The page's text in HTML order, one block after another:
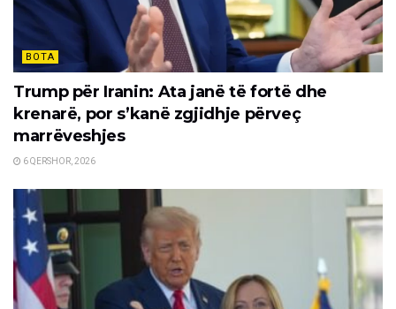
BOTA
Trump për Iranin: Ata janë të fortë dhe
krenarë, por s’kanë zgjidhje përveç
marrëveshjes
6 QERSHOR, 2026